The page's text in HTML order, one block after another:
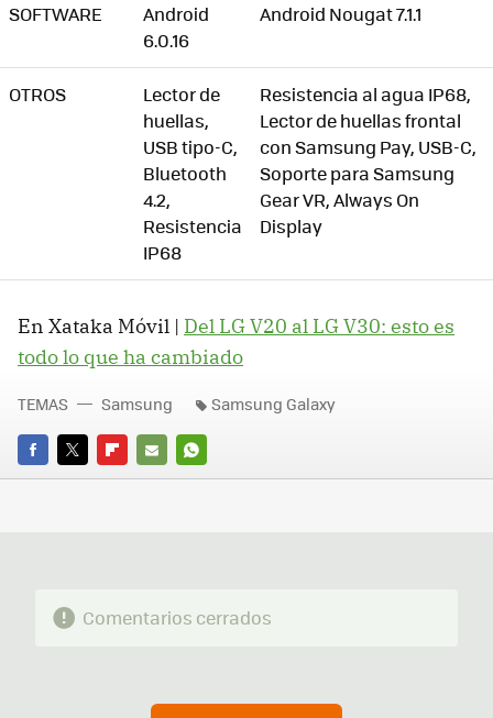
SOFTWARE
Android
6.0.16
Android Nougat 7.1.1
OTROS
Lector de
huellas,
USB tipo-C,
Bluetooth
4.2,
Resistencia
IP68
Resistencia al agua IP68,
Lector de huellas frontal
con Samsung Pay, USB-C,
Soporte para Samsung
Gear VR, Always On
Display
En Xataka Móvil | Del LG V20 al LG V30: esto es
todo lo que ha cambiado
FACEBOOK
TWITTERFLIPBOARD
E-
WHATSAPP
TEMAS Samsung Samsung Galaxy
Comentarios cerrados